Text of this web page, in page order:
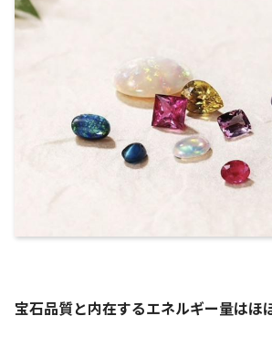
宝石品質と内在するエネルギー量はほ